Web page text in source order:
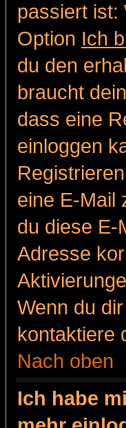
passiert ist:
Option Ich
du den
braucht
dass eine
einloggen
eine E-Mail
du diese E-
Adresse
Wenn du
kontaktiere
Nach oben
Ich habe